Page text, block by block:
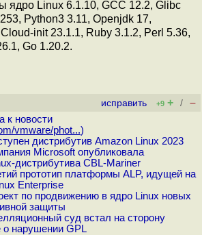
ядро Linux 6.1.10, GCC 12.2, Glibc
Python3 3.11, Openjdk 17,
init 23.1.1, Ruby 3.1.2, Perl 5.36,
Go 1.20.2.
исправить +9 + / –
к новости
vmware/phot...)
дистрибутив Amazon Linux 2023
Microsoft опубликовала
дистрибутива CBL-Mariner
прототип платформы ALP, идущей на
Enterprise
по продвижению в ядро Linux новых
защиты
суд встал на сторону
о нарушении GPL